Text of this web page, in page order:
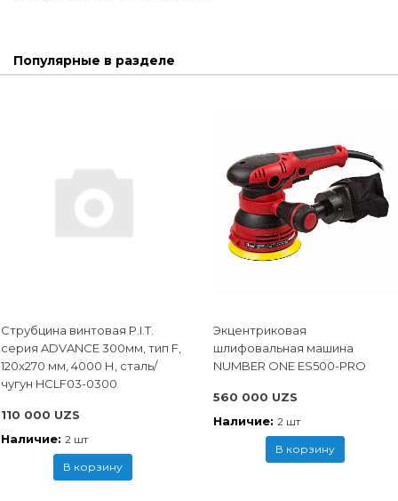
Популярные в разделе
Струбцина винтовая P.I.T.
cерия ADVANCE 300мм, тип F,
120x270 мм, 4000 Н, сталь/
чугун HCLF03-0300
110 000 UZS
Наличие: 2 шт
В корзину
Экцентриковая
шлифовальная машина
NUMBER ONE ES500-PRO
560 000 UZS
Наличие: 2 шт
В корзину